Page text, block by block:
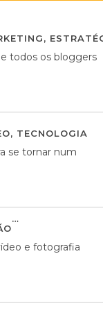
,
todos os bloggers
, TECNOLOGIA
se tornar num
e fotografia